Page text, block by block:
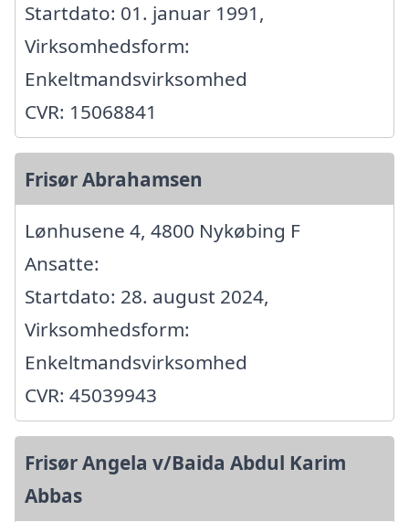
Startdato: 01. januar 1991,
Virksomhedsform:
Enkeltmandsvirksomhed
CVR: 15068841
Frisør Abrahamsen
Lønhusene 4, 4800 Nykøbing F
Ansatte:
Startdato: 28. august 2024,
Virksomhedsform:
Enkeltmandsvirksomhed
CVR: 45039943
Frisør Angela v/Baida Abdul Karim
Abbas